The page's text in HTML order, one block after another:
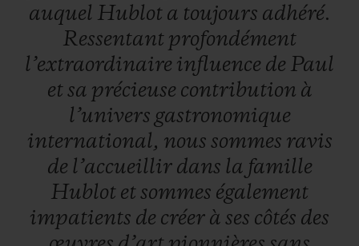
auquel Hublot a toujours adhéré.
Ressentant profondément
l’extraordinaire influence de Paul
etsa précieuse contribution à
l’univers gastronomique
international, nous sommes ravis
de l’accueillir dans la famille
Hublot etsommes également
impatients de créer à ses côtés des